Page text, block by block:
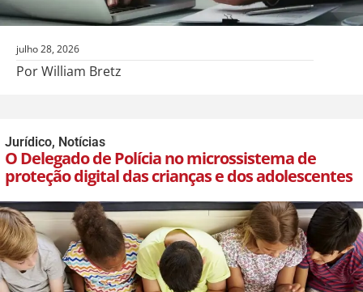
julho 28, 2026
Por William Bretz
Jurídico, Notícias
O Delegado de Polícia no microssistema de
proteção digital das crianças e dos adolescentes